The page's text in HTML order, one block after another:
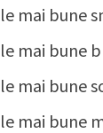
mai bune
mai bune
mai bune
mai bune